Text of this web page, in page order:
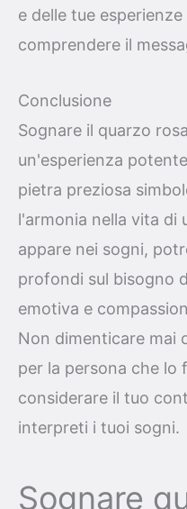
e delle tue
comprendere il
Conclusione
Sognare il quarzo
un'esperienza
pietra preziosa
l'armonia nella vita di
appare nei sogni,
profondi sul bisogno
emotiva e
Non dimenticare mai
per la persona che lo
considerare il tuo
interpreti i tuoi sogni.
Sognare